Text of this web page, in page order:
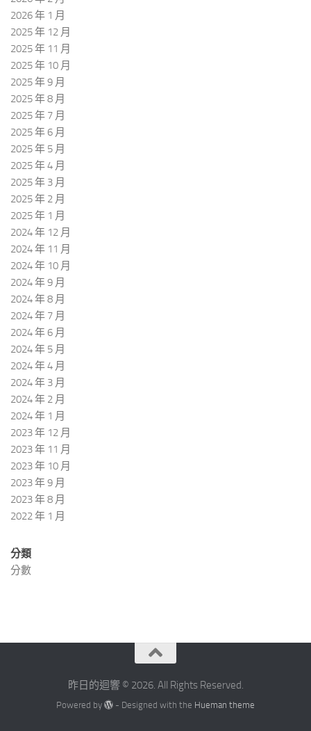
2026 年 1 月
2025 年 12 月
2025 年 11 月
2025 年 10 月
2025 年 9 月
2025 年 8 月
2025 年 7 月
2025 年 6 月
2025 年 5 月
2025 年 4 月
2025 年 3 月
2025 年 2 月
2025 年 1 月
2024 年 12 月
2024 年 11 月
2024 年 10 月
2024 年 9 月
2024 年 8 月
2024 年 7 月
2024 年 6 月
2024 年 5 月
2024 年 4 月
2024 年 3 月
2024 年 2 月
2024 年 1 月
2023 年 12 月
2023 年 11 月
2023 年 10 月
2023 年 9 月
2023 年 8 月
2022 年 1 月
分類
分數
昨日的迴響 © 2026. All Rights Reserved.
Powered by - Designed with the Hueman theme